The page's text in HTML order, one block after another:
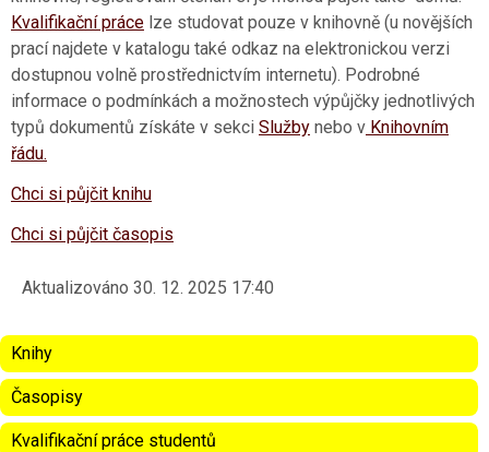
Kvalifikační práce lze studovat pouze v knihovně (u novějších
prací najdete v katalogu také odkaz na elektronickou verzi
dostupnou volně prostřednictvím internetu). Podrobné
informace o podmínkách a možnostech výpůjčky jednotlivých
typů dokumentů získáte v sekci Služby nebo v Knihovním
řádu.
Chci si půjčit knihu
Chci si půjčit časopis
Aktualizováno 30. 12. 2025 17:40
Knihy
Časopisy
Kvalifikační práce studentů